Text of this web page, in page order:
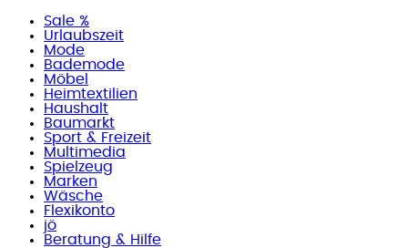
Sale %
Urlaubszeit
Mode
Bademode
Möbel
Heimtextilien
Haushalt
Baumarkt
Sport & Freizeit
Multimedia
Spielzeug
Marken
Wäsche
Flexikonto
jö
Beratung & Hilfe